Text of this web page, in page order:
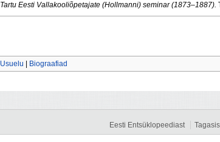
Tartu Eesti Vallakooliõpetajate (Hollmanni) seminar (1873–1887).
Usuelu | Biograafiad
Eesti Entsüklopeediast